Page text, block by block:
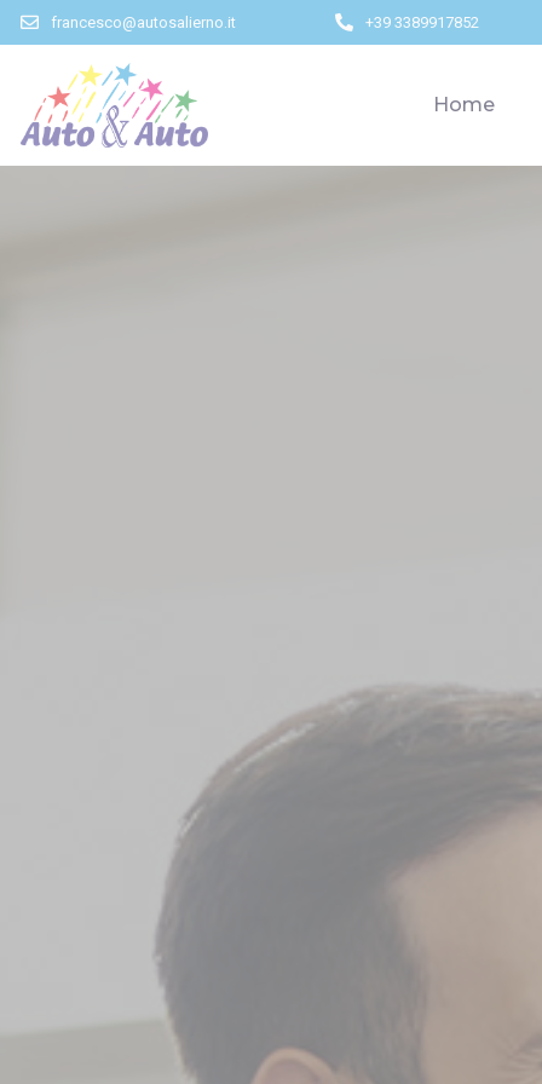
francesco@autosalierno.it +39 3389917852
Home